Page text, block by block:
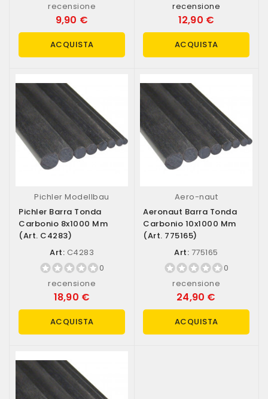
recensione
9,90 €
ACQUISTA
recensione
12,90 €
ACQUISTA
Pichler Modellbau
Pichler Barra Tonda
Carbonio 8x1000 Mm
(art. C4283)
Art: C4283
0
recensione
18,90 €
ACQUISTA
Aero-naut
Aeronaut Barra Tonda
Carbonio 10x1000 Mm
(art. 775165)
Art: 775165
0
recensione
24,90 €
ACQUISTA